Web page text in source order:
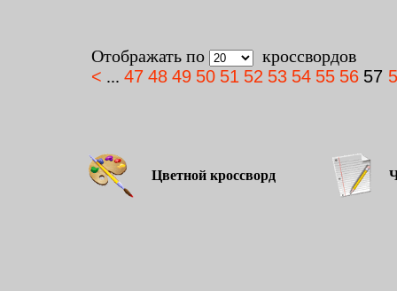
Отображать по
кроссвордов
< ... 47 48 49 50 51 52 53 54 55 56 57
Цветной кроссворд